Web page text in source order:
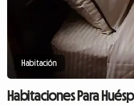
Habitación
Habitaciones Para